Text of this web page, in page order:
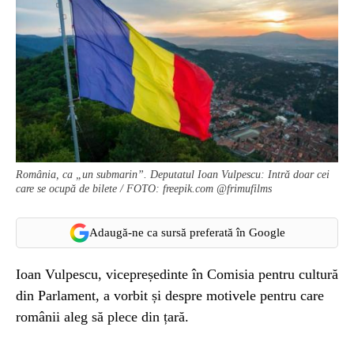
România, ca „un submarin”. Deputatul Ioan Vulpescu: Intră doar cei
care se ocupă de bilete / FOTO: freepik.com @frimufilms
Adaugă-ne ca sursă preferată în Google
Ioan Vulpescu, vicepreședinte în Comisia pentru cultură
din Parlament, a vorbit și despre motivele pentru care
românii aleg să plece din țară.